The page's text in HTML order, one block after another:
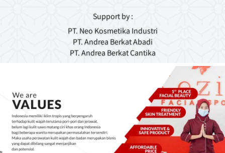
Support by :
PT. Neo Kosmetika Industri
PT. Andrea Berkat Abadi
PT. Andrea Berkat Cantika